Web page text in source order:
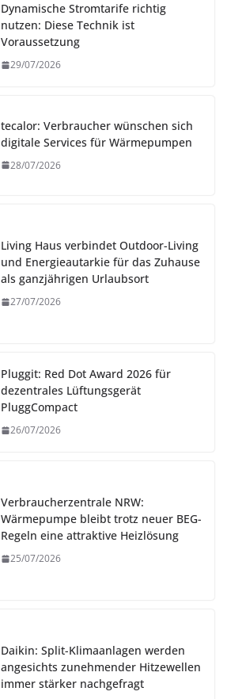
Dynamische Stromtarife richtig
nutzen: Diese Technik ist
Voraussetzung
29/07/2026
tecalor: Verbraucher wünschen sich
digitale Services für Wärmepumpen
28/07/2026
Living Haus verbindet Outdoor-Living
und Energieautarkie für das Zuhause
als ganzjährigen Urlaubsort
27/07/2026
Pluggit: Red Dot Award 2026 für
dezentrales Lüftungsgerät
PluggCompact
26/07/2026
Verbraucherzentrale NRW:
Wärmepumpe bleibt trotz neuer BEG-
Regeln eine attraktive Heizlösung
25/07/2026
Daikin: Split-Klimaanlagen werden
angesichts zunehmender Hitzewellen
immer stärker nachgefragt